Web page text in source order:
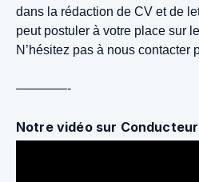
dans la rédaction de CV et de
peut postuler à votre place sur
N’hésitez pas à nous contacter
————-
Notre vidéo sur Conducteur